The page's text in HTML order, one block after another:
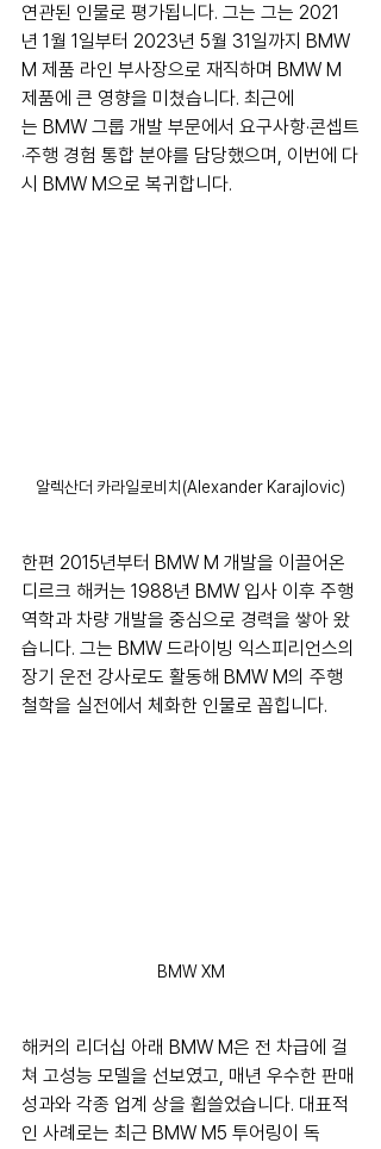
연관된 인물로 평가됩니다. 그는 그는 2021
년 1월 1일부터 2023년 5월 31일까지 BMW
M 제품 라인 부사장으로 재직하며 BMW M
제품에 큰 영향을 미쳤습니다. 최근에
는 BMW 그룹 개발 부문에서 요구사항·콘셉트
·주행 경험 통합 분야를 담당했으며, 이번에 다
시 BMW M으로 복귀합니다.
알렉산더 카라일로비치(Alexander Karajlovic)
한편 2015년부터 BMW M 개발을 이끌어온
디르크 해커는 1988년 BMW 입사 이후 주행
역학과 차량 개발을 중심으로 경력을 쌓아 왔
습니다. 그는 BMW 드라이빙 익스피리언스의
장기 운전 강사로도 활동해 BMW M의 주행
철학을 실전에서 체화한 인물로 꼽힙니다.
BMW XM
해커의 리더십 아래 BMW M은 전 차급에 걸
쳐 고성능 모델을 선보였고, 매년 우수한 판매
성과와 각종 업계 상을 휩쓸었습니다. 대표적
인 사례로는 최근 BMW M5 투어링이 독